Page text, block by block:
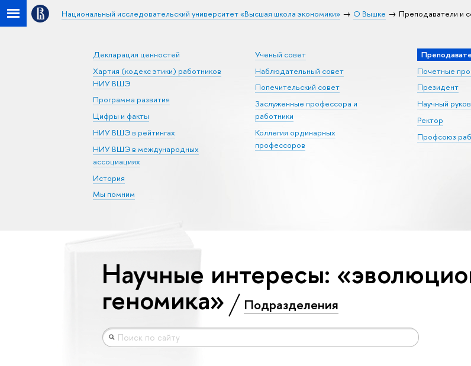
Национальный исследовательский университет «Высшая школа экономики» О Вышке Преподаватели и
Декларация ценностей
Хартия (кодекс этики) работников
НИУ ВШЭ
Программа развития
Цифры и факты
НИУ ВШЭ в рейтингах
НИУ ВШЭ в международных
ассоциациях
История
Мы помним
Ученый совет
Наблюдательный совет
Попечительский совет
Заслуженные профессора и
работники
Коллегия ординарных
профессоров
Почетные
Президент
Научный
Ректор
Профсоюз
Научные интересы:
геномика» Подразделения